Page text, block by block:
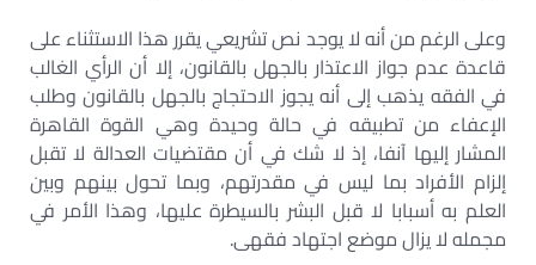
وعلى الرغم من أنه لا يوجد نص تشريعي يقرر هذا الاستثناء على
قاعدة عدم جواز الاعتذار بالجهل بالقانون، إلا أن الرأي الغالب
في الفقه يذهب إلى أنه يجوز الاحتجاج بالجهل بالقانون وطلب
الإعفاء من تطبيقه في حالة وحيدة وهي القوة القاهرة
المشار إليها آنفا، إذ لا شك في أن مقتضيات العدالة لا تقبل
إلزام الأفراد بما ليس في مقدرتهم، وبما تحول بينهم وبين
العلم به أسبابا لا قبل البشر بالسيطرة عليها، وهذا الأمر في
مجمله لا يزال موضع اجتهاد فقهى.